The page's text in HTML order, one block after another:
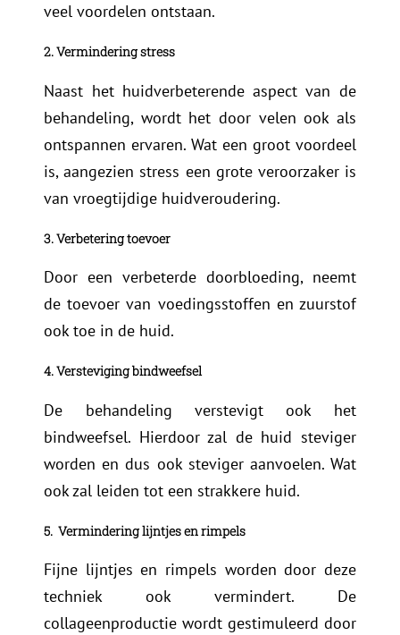
veel voordelen ontstaan.
2. Vermindering stress
Naast het huidverbeterende aspect van de
behandeling, wordt het door velen ook als
ontspannen ervaren. Wat een groot voordeel
is, aangezien stress een grote veroorzaker is
van vroegtijdige huidveroudering.
3. Verbetering toevoer
Door een verbeterde doorbloeding, neemt
de toevoer van voedingsstoffen en zuurstof
ook toe in de huid.
4. Versteviging bindweefsel
De behandeling verstevigt ook het
bindweefsel. Hierdoor zal de huid steviger
worden en dus ook steviger aanvoelen. Wat
ook zal leiden tot een strakkere huid.
5. Vermindering lijntjes en rimpels
Fijne lijntjes en rimpels worden door deze
techniek ook vermindert. De
collageenproductie wordt gestimuleerd door